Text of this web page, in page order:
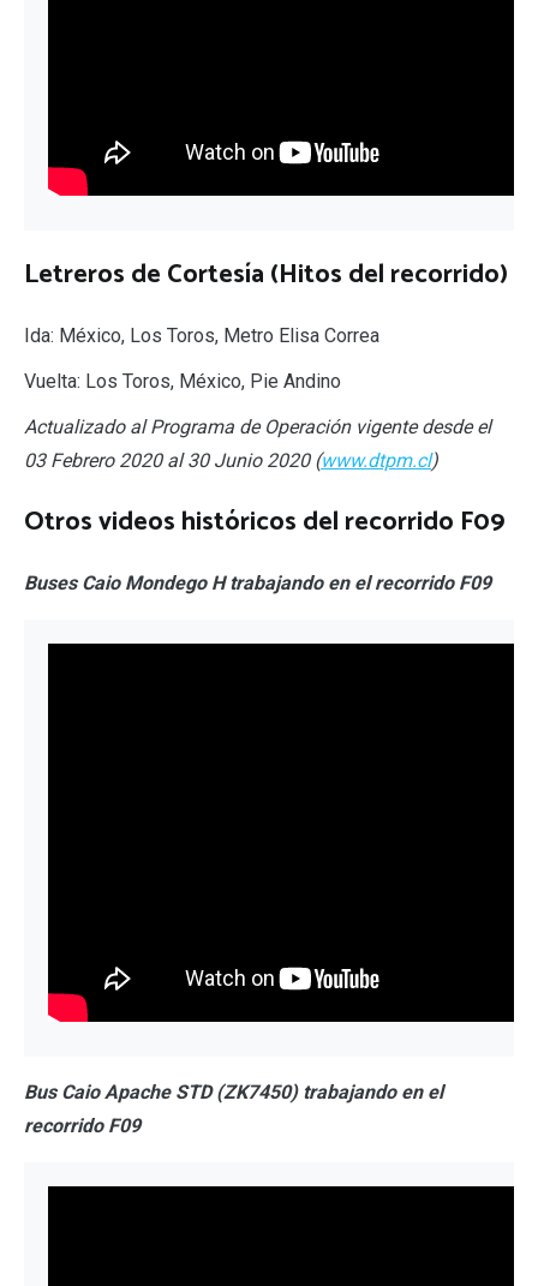
Letreros de Cortesía (Hitos del recorrido)
Ida: México, Los Toros, Metro Elisa Correa
Vuelta: Los Toros, México, Pie Andino
Actualizado al Programa de Operación vigente desde el
03 Febrero 2020 al 30 Junio 2020 (www.dtpm.cl)
Otros videos históricos del recorrido F09
Buses Caio Mondego H trabajando en el recorrido F09
Bus Caio Apache STD (ZK7450) trabajando en el
recorrido F09